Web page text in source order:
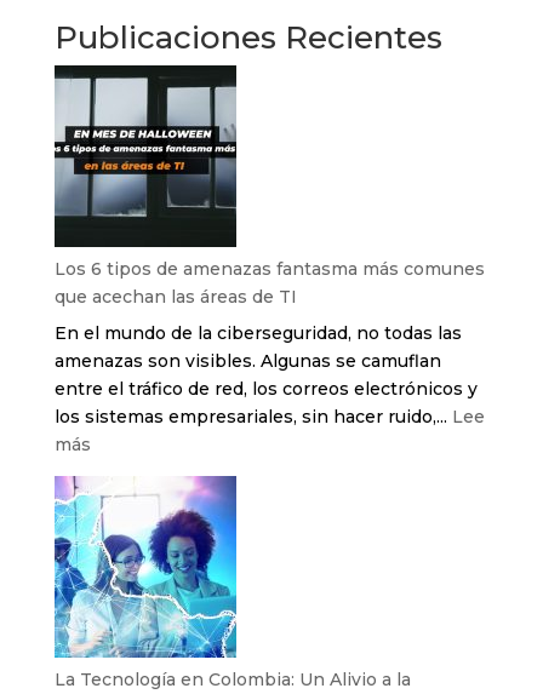
Publicaciones Recientes
Los 6 tipos de amenazas fantasma más comunes
que acechan las áreas de TI
En el mundo de la ciberseguridad, no todas las
amenazas son visibles. Algunas se camuflan
entre el tráfico de red, los correos electrónicos y
los sistemas empresariales, sin hacer ruido,... Lee
más:
6
tipos
de
amenazas
fantasma
más
La Tecnología en Colombia: Un Alivio a la